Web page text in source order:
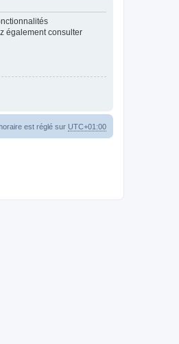
également consulter
est réglé sur UTC+01:00